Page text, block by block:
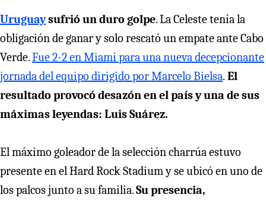
Uruguaysufrió un duro golpe. La Celeste tenía la
obligación de ganar y solo rescató un empate ante Cabo
Verde.Fue 2-2 en Miami para una nueva decepcionante
jornada del equipo dirigido por Marcelo Bielsa. El
resultado provocó desazón en el país y una de sus
máximas leyendas: Luis Suárez.
El máximo goleador de la selección charrúa estuvo
presente en el Hard Rock Stadium y se ubicó en uno de
los palcos junto a su familia.Su presencia,